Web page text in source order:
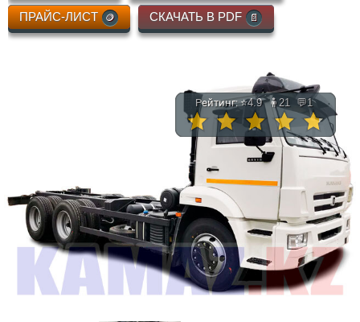
ПРАЙС-ЛИСТ СКАЧАТЬ В PDF
Рейтинг: ⭐4.9 🧍21 💬1